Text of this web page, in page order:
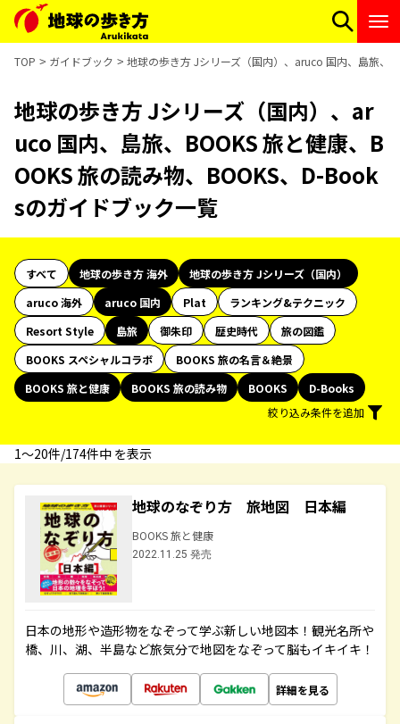
TOP ガイドブック 地球の歩き方 Jシリーズ（国内）、aruco 国内、島旅、
地球の歩き方 Jシリーズ（国内）、ar
uco 国内、島旅、BOOKS 旅と健康、B
OOKS 旅の読み物、BOOKS、D-Book
sのガイドブック一覧
すべて 地球の歩き方 海外
地球の歩き方 Jシリーズ（国内）
aruco 海外
aruco 国内 Plat
ランキング&テクニック
Resort Style
島旅 御朱印 歴史時代
旅の図鑑
BOOKS スペシャルコラボ
BOOKS 旅の名言＆絶景
BOOKS 旅と健康
BOOKS 旅の読み物 BOOKS
D-Books
絞り込み条件を追加
1〜20件/174件中 を表示
地球のなぞり方 旅地図 日本編
BOOKS 旅と健康
2022.11.25 発売
日本の地形や造形物をなぞって学ぶ新しい地図本！観光名所や
橋、川、湖、半島など旅気分で地図をなぞって脳もイキイキ！
詳細を見る